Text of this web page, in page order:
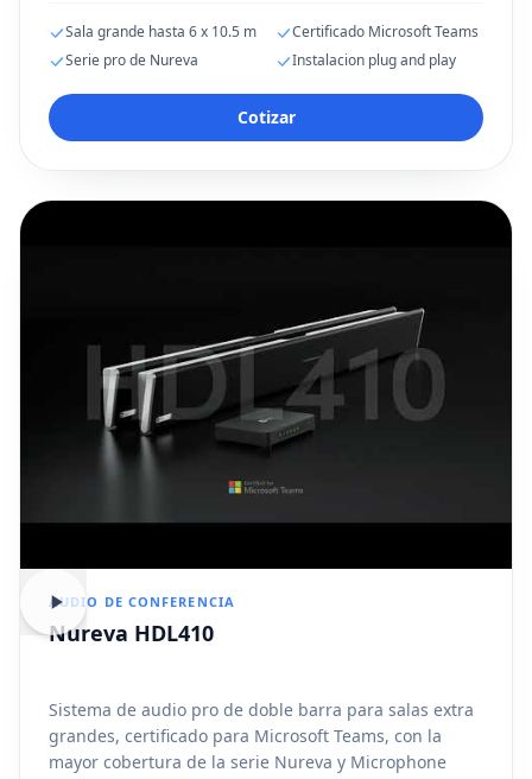
Sala grande hasta 6 x 10.5 m
Certificado Microsoft Teams
Serie pro de Nureva
Instalacion plug and play
Cotizar
AUDIO DE CONFERENCIA
Nureva HDL410
Sistema de audio pro de doble barra para salas extra
grandes, certificado para Microsoft Teams, con la
mayor cobertura de la serie Nureva y Microphone